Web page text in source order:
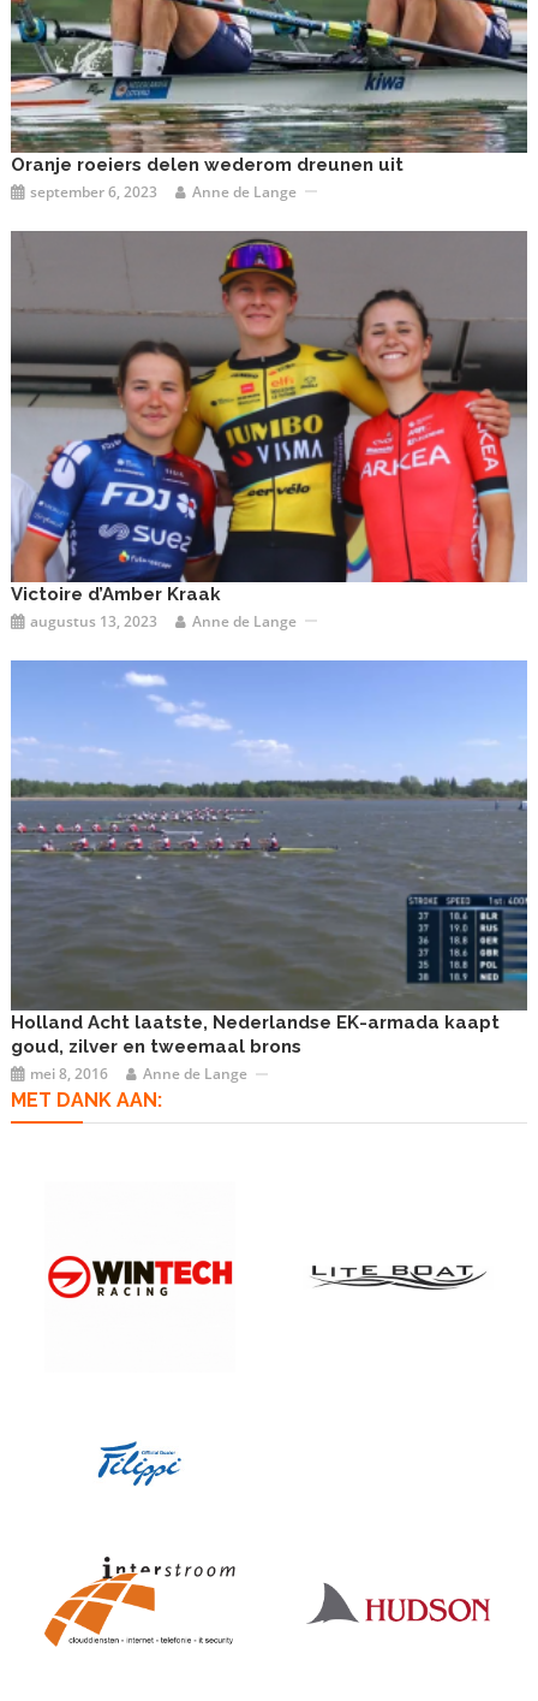
Oranje roeiers delen wederom dreunen uit
september 6, 2023 Anne de Lange
Victoire d’Amber Kraak
augustus 13, 2023 Anne de Lange
Holland Acht laatste, Nederlandse EK-armada kaapt
goud, zilver en tweemaal brons
mei 8, 2016 Anne de Lange
MET DANK AAN: